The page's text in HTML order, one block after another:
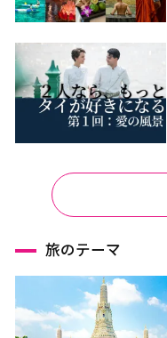
旅のテーマ